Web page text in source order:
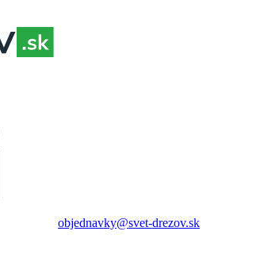
objednavky@svet-drezov.sk